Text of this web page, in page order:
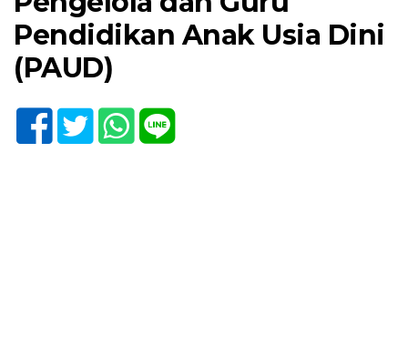
Pendidikan Anak Usia Dini
(PAUD)